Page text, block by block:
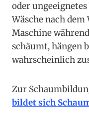
oder
Wäsche nach
Maschine
schäumt, hängen
wahrscheinlich
Zur
bildet sich